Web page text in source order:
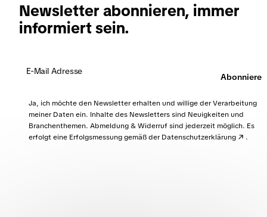
Newsletter abonnieren, immer
informiert sein.
Abonnieren
Ja, ich möchte den Newsletter erhalten und willige der Verarbeitung
meiner Daten ein. Inhalte des Newsletters sind Neuigkeiten und
Branchenthemen. Abmeldung & Widerruf sind jederzeit möglich. Es
erfolgt eine Erfolgsmessung gemäß der Datenschutzerklärung .